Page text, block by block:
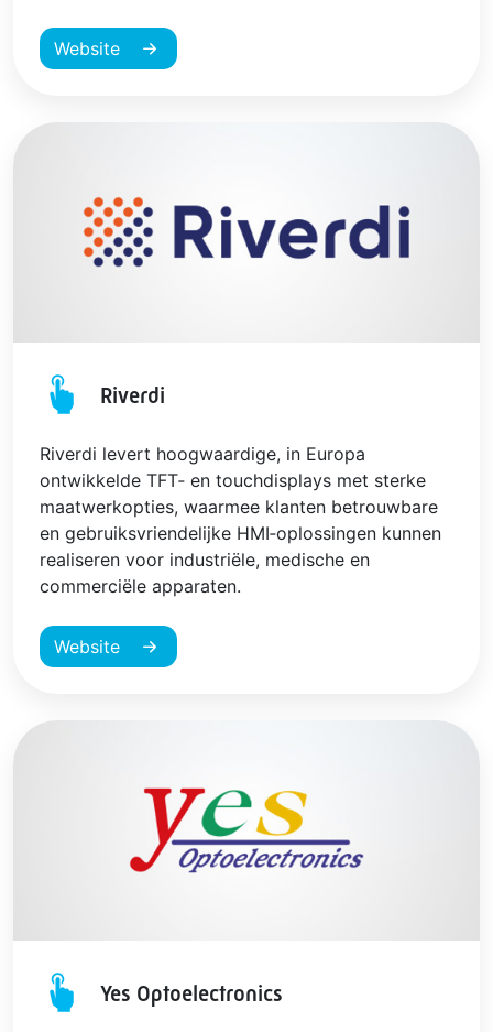
Website
Riverdi
Riverdi levert hoogwaardige, in Europa
ontwikkelde TFT‑ en touchdisplays met sterke
maatwerkopties, waarmee klanten betrouwbare
en gebruiksvriendelijke HMI‑oplossingen kunnen
realiseren voor industriële, medische en
commerciële apparaten.
Website
Yes Optoelectronics